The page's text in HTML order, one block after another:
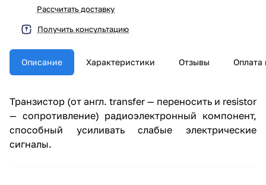
Рассчитать доставку
Получить консультацию
Описание Характеристики Отзывы Оплата
Транзистор (от англ. transfer — переносить и resistor
— сопротивление) радиоэлектронный компонент,
способный усиливать слабые электрические
сигналы.